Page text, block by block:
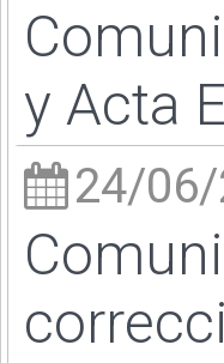
y Acta
24/